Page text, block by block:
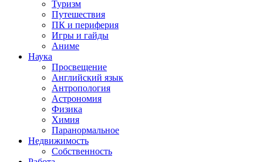
Туризм
Путешествия
ПК и периферия
Игры и гайды
Аниме
Наука
Просвещение
Английский язык
Антропология
Астрономия
Физика
Химия
Паранормальное
Недвижимость
Собственность